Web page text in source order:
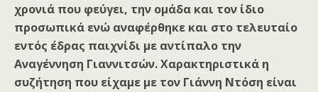
χρονιά που φεύγει, την ομάδα και τον ίδιο
προσωπικά ενώ αναφέρθηκε και στο τελευταίο
εντός έδρας παιχνίδι με αντίπαλο την
Αναγέννηση Γιαννιτσών. Χαρακτηριστικά η
συζήτηση που είχαμε με τον Γιάννη Ντόση είναι